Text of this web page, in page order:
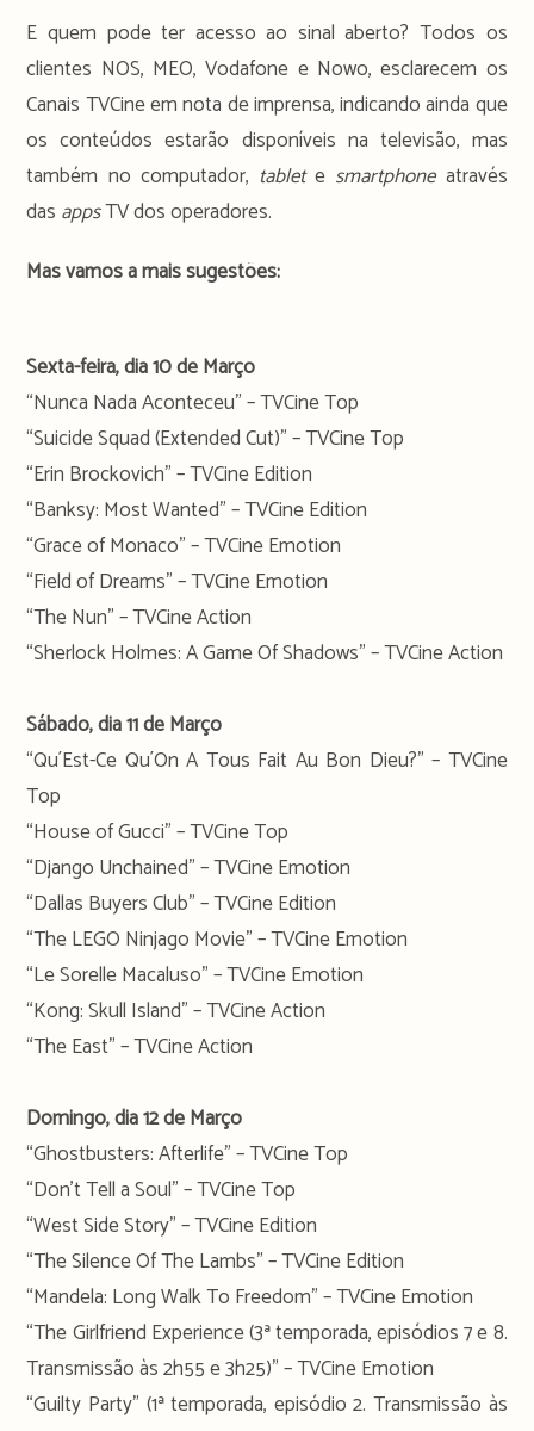
E quem pode ter acesso ao sinal aberto? Todos os
clientes NOS, MEO, Vodafone e Nowo, esclarecem os
Canais TVCine em nota de imprensa, indicando ainda que
os conteúdos estarão disponíveis na televisão, mas
também no computador, tablete smartphone através
das appsTV dos operadores.
Mas vamos a mais sugestões:
Sexta-feira, dia 10 de Março
“Nunca Nada Aconteceu” – TVCine Top
“Suicide Squad (Extended Cut)” – TVCine Top
“Erin Brockovich” – TVCine Edition
“Banksy: Most Wanted” – TVCine Edition
“Grace of Monaco” – TVCine Emotion
“Field of Dreams” – TVCine Emotion
“The Nun” – TVCine Action
“Sherlock Holmes: A Game Of Shadows” – TVCine Action
Sábado, dia 11 de Março
“Qu´Est-Ce Qu´On A Tous Fait Au Bon Dieu?” – TVCine
Top
“House of Gucci” – TVCine Top
“Django Unchained” – TVCine Emotion
“Dallas Buyers Club” – TVCine Edition
“The LEGO Ninjago Movie” – TVCine Emotion
“Le Sorelle Macaluso” – TVCine Emotion
“Kong: Skull Island” – TVCine Action
“The East” – TVCine Action
Domingo, dia 12 de Março
“Ghostbusters: Afterlife” – TVCine Top
“Don’t Tell a Soul” – TVCine Top
“West Side Story” – TVCine Edition
“The Silence Of The Lambs” – TVCine Edition
“Mandela: Long Walk To Freedom” – TVCine Emotion
“The Girlfriend Experience (3ª temporada, episódios 7 e 8.
Transmissão às 2h55 e 3h25)” – TVCine Emotion
“Guilty Party” (1ª temporada, episódio 2. Transmissão às